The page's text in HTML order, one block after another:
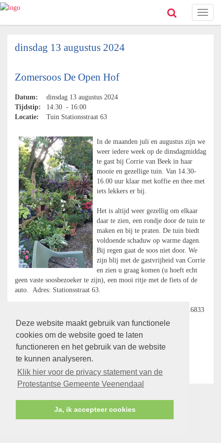
Deze website maakt gebruik van functionele
cookies om de website goed te laten
functioneren en het gebruik van de website
te kunnen analyseren.
Klik hier voor de privacy statement van de
Protestantse Gemeente Veenendaal
Ja, ik accepteer cookies
Toggle
dinsdag 13 augustus 2024
Zomersoos De Open Hof
Datum:
dinsdag 13 augustus 2024
Tijdstip:
14:30 - 16:00
Locatie:
Tuin Stationsstraat 63
In de maanden juli en augustus zijn we
weer iedere week op de dinsdagmiddag
te gast bij Corrie van Beek in haar
mooie en gezellige tuin. Van 14.30-
16.00 uur klaar met koffie en thee met
iets lekkers er bij.
Het is altijd weer gezellig om elkaar
daar te zien, een rondje door de tuin te
maken en bij te praten. De tuin biedt
voldoende schaduw op warme dagen.
Bij regen gaat de soos niet door. We
zijn blij met de gastvrijheid van Corrie
en zien u graag komen (u hoeft echt
geen vaste soosbezoeker te zijn), een mooi ritje met de fiets of de
auto. Adres: Stationsstraat 63.
Inlichtingen omtrent vervoer: Hilde van Tergouw. Tel 0318-516833
Met een groet van Bertha, Els en Hilde
Klik hier voor meer informatie over de Soos
terug